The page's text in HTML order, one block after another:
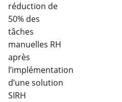
réduction de
50% des
tâches
manuelles RH
après
l’implémentation
d’une solution
SIRH